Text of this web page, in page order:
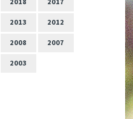
2013 2012
2008 2007
2003